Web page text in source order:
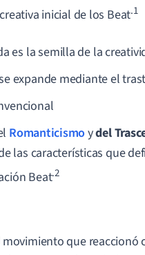
inicial de los Beat.1
es la semilla de la
expande mediante el
Romanticismoydel
las características que
Beat.2
movimiento que reaccionó